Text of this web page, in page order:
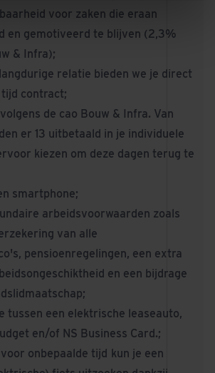
voor zaken die eraan
en gemotiveerd te blijven (2,3%
& Infra);
relatie bieden we je direct
contract;
de cao Bouw & Infra. Van
er 13 uitbetaald in je individuele
kiezen om deze dagen terug te
smartphone;
arbeidsvoorwaarden zoals
van alle
pensioenregelingen, een extra
en een bijdrage
tussen een elektrische leaseauto,
en/of NS Business Card.;
onbepaalde tijd kun je een